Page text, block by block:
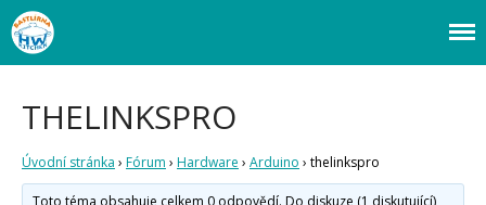
Články
Webový magazín o bastlení a tvoření. Naučte se základy programování a
elektroniky zábavnou formou! Arduino a microbit projekty, návody,
THELINKSPRO
Úvodní stránka › Fórum › Hardware › Arduino › thelinkspro
Toto téma obsahuje celkem 0 odpovědí. Do diskuze (1 diskutující)